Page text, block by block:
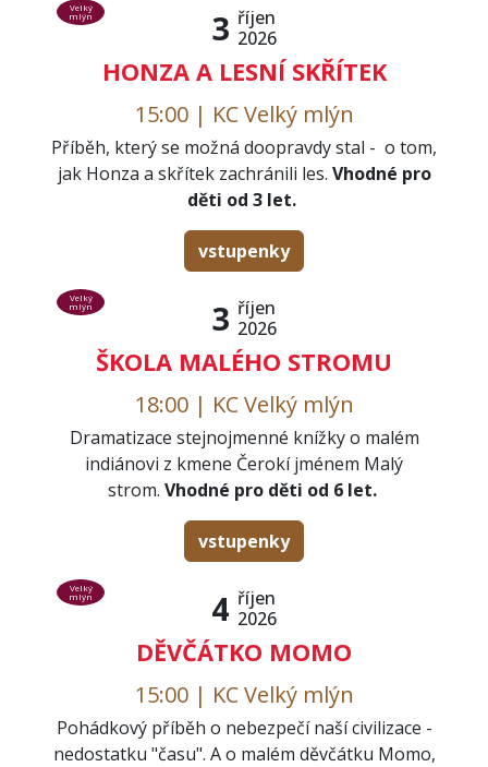
3 říjen
2026
HONZA A LESNÍ SKŘÍTEK
Velký
mlýn
15:00 | KC Velký mlýn
Příběh, který se možná doopravdy stal - o tom,
jak Honza a skřítek zachránili les. Vhodné pro
děti od 3 let.
vstupenky
3 říjen
2026
ŠKOLA MALÉHO STROMU
Velký
mlýn
18:00 | KC Velký mlýn
Dramatizace stejnojmenné knížky o malém
indiánovi z kmene Čerokí jménem Malý
strom. Vhodné pro děti od 6 let.
vstupenky
4 říjen
2026
DĚVČÁTKO MOMO
Velký
mlýn
15:00 | KC Velký mlýn
Pohádkový příběh o nebezpečí naší civilizace -
nedostatku "času". A o malém děvčátku Momo,